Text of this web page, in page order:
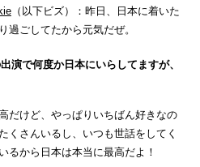
（以下ビズ）：昨日、日本に着いた
過ごしてたから元気だぜ。
演で何度か日本にいらしてますが、
だけど、やっぱりいちばん好きなの
くさんいるし、いつも世話をしてく
るから日本は本当に最高だよ！